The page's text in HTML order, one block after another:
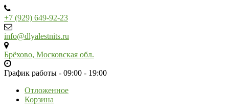
Skip
to
content
+7 (929) 649-92-23
info@dlyalestnits.ru
Брёхово, Московская обл.
График работы - 09:00 - 19:00
Отложенное
Корзина